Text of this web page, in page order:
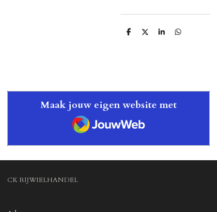
D
D
S
D
Maak jouw eigen website met
JouwWeb
CK RIJWIELHANDEL